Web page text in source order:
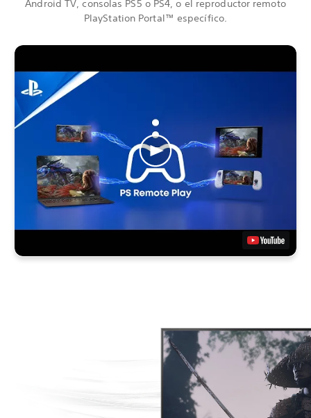
Android TV, consolas PS5 o PS4, o el reproductor remoto
PlayStation Portal™ específico.